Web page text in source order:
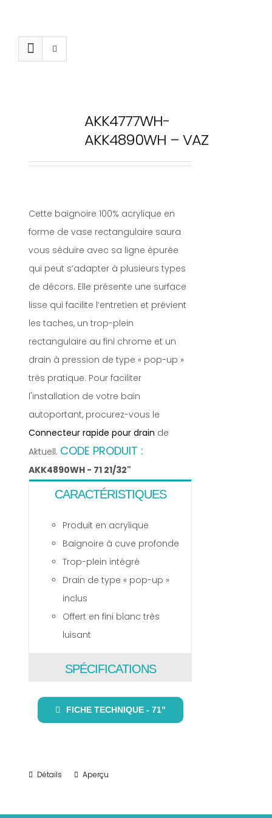
contenu
AKK4777WH-
AKK4890WH – VAZ
Cette baignoire 100% acrylique en
forme de vase rectangulaire saura
vous séduire avec sa ligne épurée
qui peut s’adapter à plusieurs types
de décors. Elle présente une surface
lisse qui facilite l’entretien et prévient
les taches, un trop-plein
rectangulaire au fini chrome et un
drain à pression de type « pop-up »
très pratique. Pour faciliter
l'installation de votre bain
autoportant, procurez-vous le
Connecteur rapide pour drain de
Aktuell. CODE PRODUIT :
AKK4890WH - 71 21/32"
CARACTÉRISTIQUES
Produit en acrylique
Baignoire à cuve profonde
Trop-plein intégré
Drain de type « pop-up »
inclus
Offert en fini blanc très
luisant
SPÉCIFICATIONS
FICHE TECHNIQUE - 71"
Détails Aperçu